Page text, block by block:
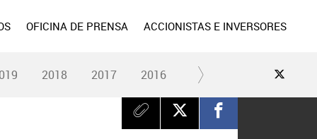
OFICINA DE PRENSA ACCIONISTAS E INVERSORES
2018 2017 2016 2015